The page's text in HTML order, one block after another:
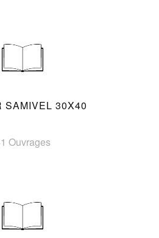
SAMIVEL 30X40
Ouvrages